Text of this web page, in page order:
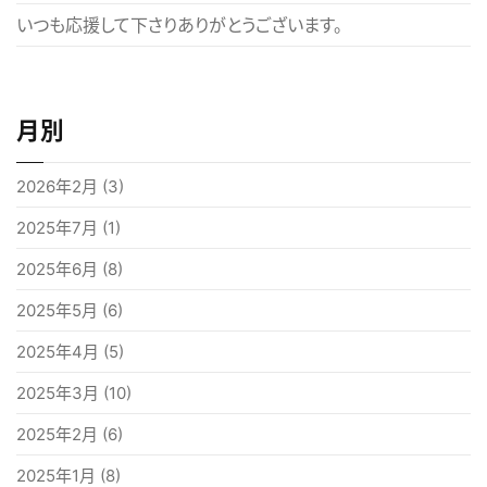
いつも応援して下さりありがとうございます。
月別
2026年2月 (3)
2025年7月 (1)
2025年6月 (8)
2025年5月 (6)
2025年4月 (5)
2025年3月 (10)
2025年2月 (6)
2025年1月 (8)